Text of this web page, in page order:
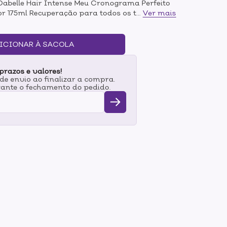
Hair Intense Meu Cronograma Perfeito
175ml Recuperação para todos os tipos de
175ml Modo de
pelo couro cabeludo. Aplique uma
movimentos circulares. Ao enxaguar,
somente no comprimento e pontas.
fios e enxágue logo em seguida.
Ver mais
À SACOLA
e valores!
envio ao finalizar a compra.
o fechamento do pedido.